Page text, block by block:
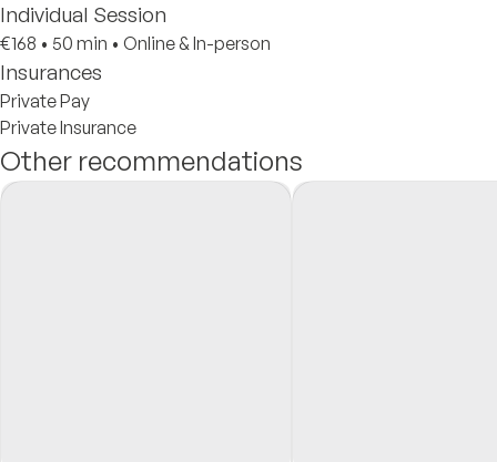
Individual Session
€168 • 50 min • Online & In-person
Insurances
Private Pay
Private Insurance
Other recommendations